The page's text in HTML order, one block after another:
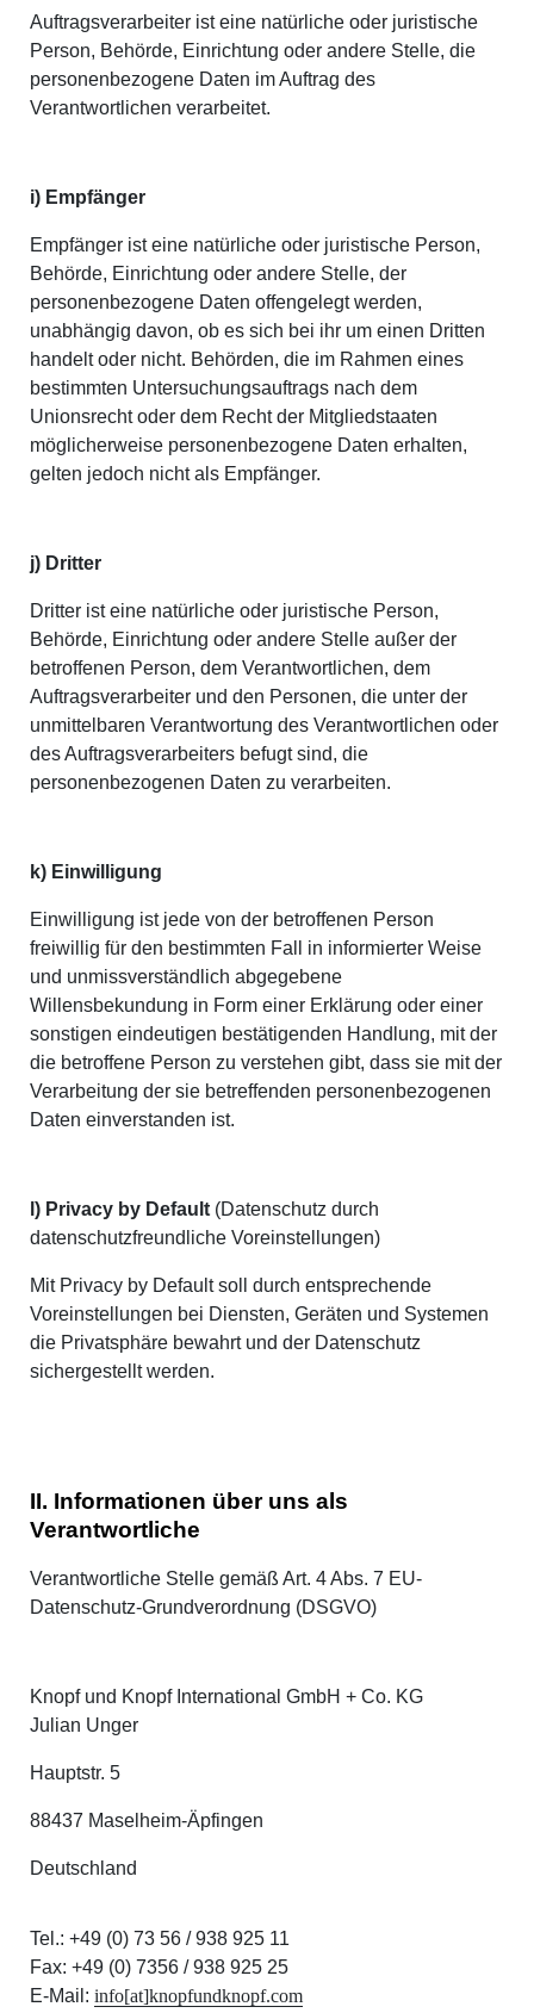
Auftragsverarbeiter ist eine natürliche oder juristische
Person, Behörde, Einrichtung oder andere Stelle, die
personenbezogene Daten im Auftrag des
Verantwortlichen verarbeitet.
i) Empfänger
Empfänger ist eine natürliche oder juristische Person,
Behörde, Einrichtung oder andere Stelle, der
personenbezogene Daten offengelegt werden,
unabhängig davon, ob es sich bei ihr um einen Dritten
handelt oder nicht. Behörden, die im Rahmen eines
bestimmten Untersuchungsauftrags nach dem
Unionsrecht oder dem Recht der Mitgliedstaaten
möglicherweise personenbezogene Daten erhalten,
gelten jedoch nicht als Empfänger.
j) Dritter
Dritter ist eine natürliche oder juristische Person,
Behörde, Einrichtung oder andere Stelle außer der
betroffenen Person, dem Verantwortlichen, dem
Auftragsverarbeiter und den Personen, die unter der
unmittelbaren Verantwortung des Verantwortlichen oder
des Auftragsverarbeiters befugt sind, die
personenbezogenen Daten zu verarbeiten.
k) Einwilligung
Einwilligung ist jede von der betroffenen Person
freiwillig für den bestimmten Fall in informierter Weise
und unmissverständlich abgegebene
Willensbekundung in Form einer Erklärung oder einer
sonstigen eindeutigen bestätigenden Handlung, mit der
die betroffene Person zu verstehen gibt, dass sie mit der
Verarbeitung der sie betreffenden personenbezogenen
Daten einverstanden ist.
l) Privacy by Default (Datenschutz durch
datenschutzfreundliche Voreinstellungen)
Mit Privacy by Default soll durch entsprechende
Voreinstellungen bei Diensten, Geräten und Systemen
die Privatsphäre bewahrt und der Datenschutz
sichergestellt werden.
II. Informationen über uns als
Verantwortliche
Verantwortliche Stelle gemäß Art. 4 Abs. 7 EU-
Datenschutz-Grundverordnung (DSGVO)
Knopf und Knopf International GmbH + Co. KG
Julian Unger
Hauptstr. 5
88437 Maselheim-Äpfingen
Deutschland
Tel.: +49 (0) 73 56 / 938 925 11
Fax: +49 (0) 7356 / 938 925 25
E-Mail: info[at]knopfundknopf.com